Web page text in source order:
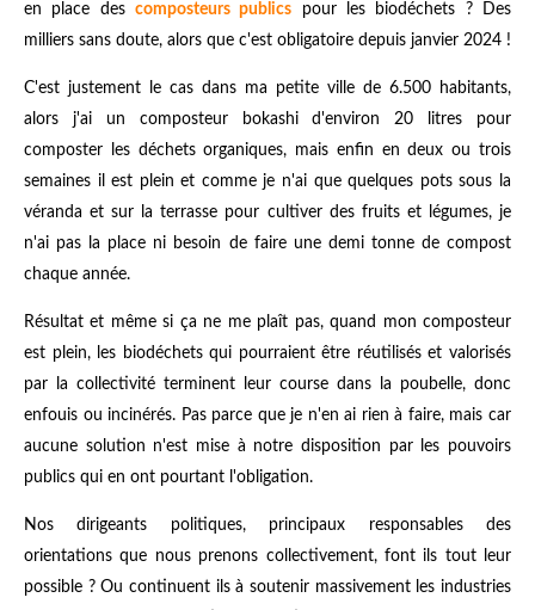
en place des composteurs publics pour les biodéchets ? Des
milliers sans doute, alors que c'est obligatoire depuis janvier 2024 !
C'est justement le cas dans ma petite ville de 6.500 habitants,
alors j'ai un composteur bokashi d'environ 20 litres pour
composter les déchets organiques, mais enfin en deux ou trois
semaines il est plein et comme je n'ai que quelques pots sous la
véranda et sur la terrasse pour cultiver des fruits et légumes, je
n'ai pas la place ni besoin de faire une demi tonne de compost
chaque année.
Résultat et même si ça ne me plaît pas, quand mon composteur
est plein, les biodéchets qui pourraient être réutilisés et valorisés
par la collectivité terminent leur course dans la poubelle, donc
enfouis ou incinérés. Pas parce que je n'en ai rien à faire, mais car
aucune solution n'est mise à notre disposition par les pouvoirs
publics qui en ont pourtant l'obligation.
Nos dirigeants politiques, principaux responsables des
orientations que nous prenons collectivement, font ils tout leur
possible ? Ou continuent ils à soutenir massivement les industries